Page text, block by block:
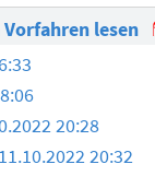
lesen
20:28
11.10.2022 20:32